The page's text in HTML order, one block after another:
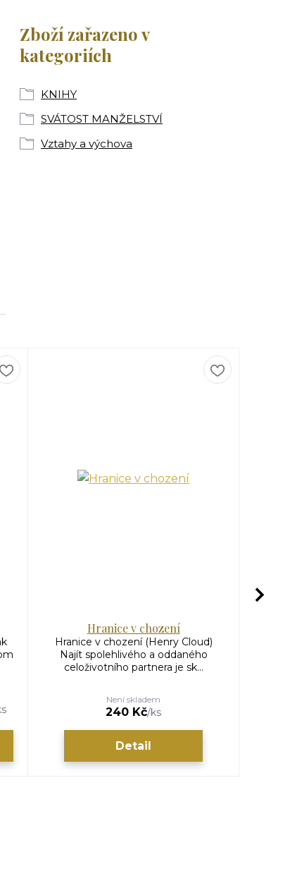
Zboží zařazeno v
kategoriích
KNIHY
SVÁTOST MANŽELSTVÍ
Vztahy a výchova
Hranice v chození
Hranice v chození (Henry Cloud)
Najít spolehlivého a oddaného
celoživotního partnera je sk...
240 Kč/ks
Není skladem
Detail